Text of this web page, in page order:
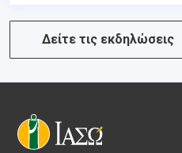
Δείτε τις εκδηλώσεις